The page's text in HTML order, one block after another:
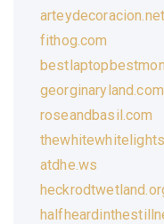
arteydecoracion.net
fithog.com
georginaryland.com
roseandbasil.com
atdhe.ws